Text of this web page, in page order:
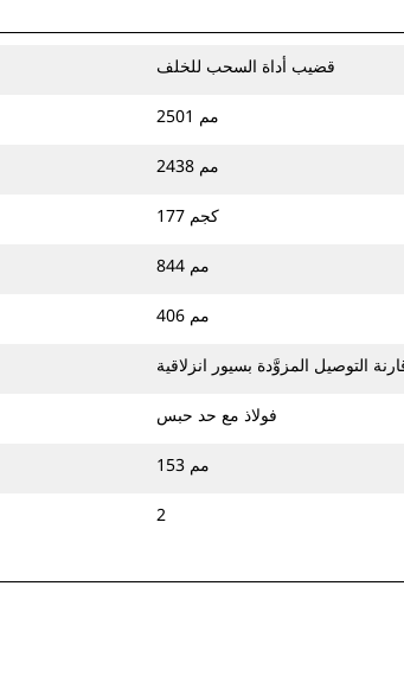
قضيب أداة السحب للخلف
2501 مم
2438 مم
177 كجم
844 مم
406 مم
التوصيل المزوَّدة بسيور انزلاقية
فولاذ مع حد حبس
153 مم
2